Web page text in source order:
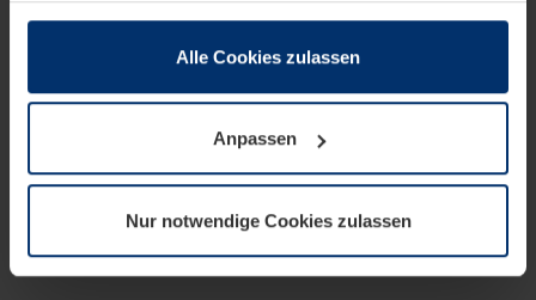
sie im Rahmen Ihrer Nutzung der Dienste gesammelt
wenn diese für den Betrieb dieser Seite unbedingt
notwendig sind. Für alle anderen Cookie-Typen benötigen
wir Ihre Erlaubnis. Ihre Einwilligung können Sie jederzeit
Datenschutzerklärungunserer Website ändern oder
widerrufen.
Alle Cookies zulassen
Anpassen
Nur notwendige Cookies zulassen